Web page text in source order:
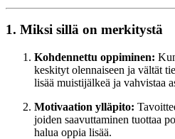
1. Miksi sillä on merkitystä
Kohdennettu oppiminen:
keskityt olennaiseen ja vältät
lisää muistijälkeä ja vahvistaa
Motivaation ylläpito:
joiden saavuttaminen tuottaa
halua oppia lisää.